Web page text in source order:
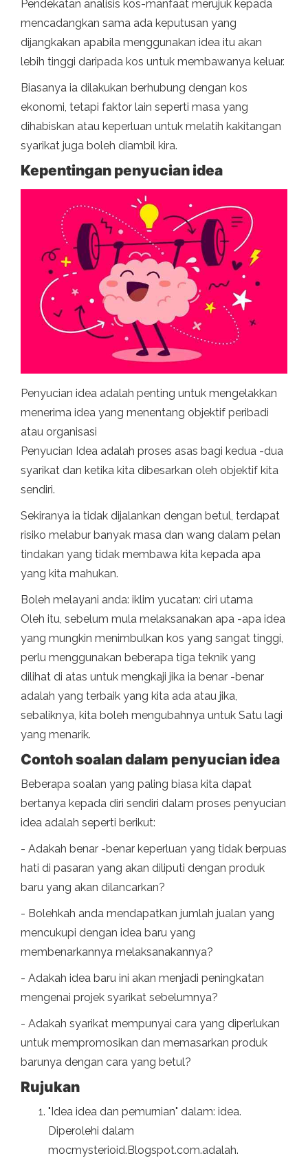
Pendekatan analisis kos-manfaat merujuk kepada
mencadangkan sama ada keputusan yang
dijangkakan apabila menggunakan idea itu akan
lebih tinggi daripada kos untuk membawanya keluar.
Biasanya ia dilakukan berhubung dengan kos
ekonomi, tetapi faktor lain seperti masa yang
dihabiskan atau keperluan untuk melatih kakitangan
syarikat juga boleh diambil kira.
Kepentingan penyucian idea
Penyucian idea adalah penting untuk mengelakkan
menerima idea yang menentang objektif peribadi
atau organisasi
Penyucian Idea adalah proses asas bagi kedua -dua
syarikat dan ketika kita dibesarkan oleh objektif kita
sendiri.
Sekiranya ia tidak dijalankan dengan betul, terdapat
risiko melabur banyak masa dan wang dalam pelan
tindakan yang tidak membawa kita kepada apa
yang kita mahukan.
Boleh melayani anda: iklim yucatan: ciri utama
Oleh itu, sebelum mula melaksanakan apa -apa idea
yang mungkin menimbulkan kos yang sangat tinggi,
perlu menggunakan beberapa tiga teknik yang
dilihat di atas untuk mengkaji jika ia benar -benar
adalah yang terbaik yang kita ada atau jika,
sebaliknya, kita boleh mengubahnya untuk Satu lagi
yang menarik.
Contoh soalan dalam penyucian idea
Beberapa soalan yang paling biasa kita dapat
bertanya kepada diri sendiri dalam proses penyucian
idea adalah seperti berikut:
- Adakah benar -benar keperluan yang tidak berpuas
hati di pasaran yang akan diliputi dengan produk
baru yang akan dilancarkan?
- Bolehkah anda mendapatkan jumlah jualan yang
mencukupi dengan idea baru yang
membenarkannya melaksanakannya?
- Adakah idea baru ini akan menjadi peningkatan
mengenai projek syarikat sebelumnya?
- Adakah syarikat mempunyai cara yang diperlukan
untuk mempromosikan dan memasarkan produk
barunya dengan cara yang betul?
Rujukan
"Idea idea dan pemurnian" dalam: idea.
Diperolehi dalam
mocmysterioid.Blogspot.com.adalah.